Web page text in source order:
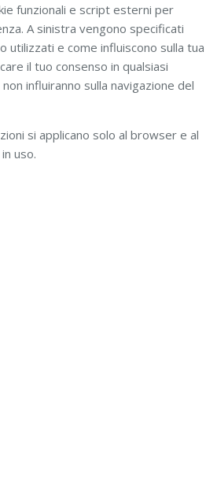
funzionali e script esterni per
A sinistra vengono specificati
utilizzati e come influiscono sulla tua
il tuo consenso in qualsiasi
influiranno sulla navigazione del
si applicano solo al browser e al
uso.